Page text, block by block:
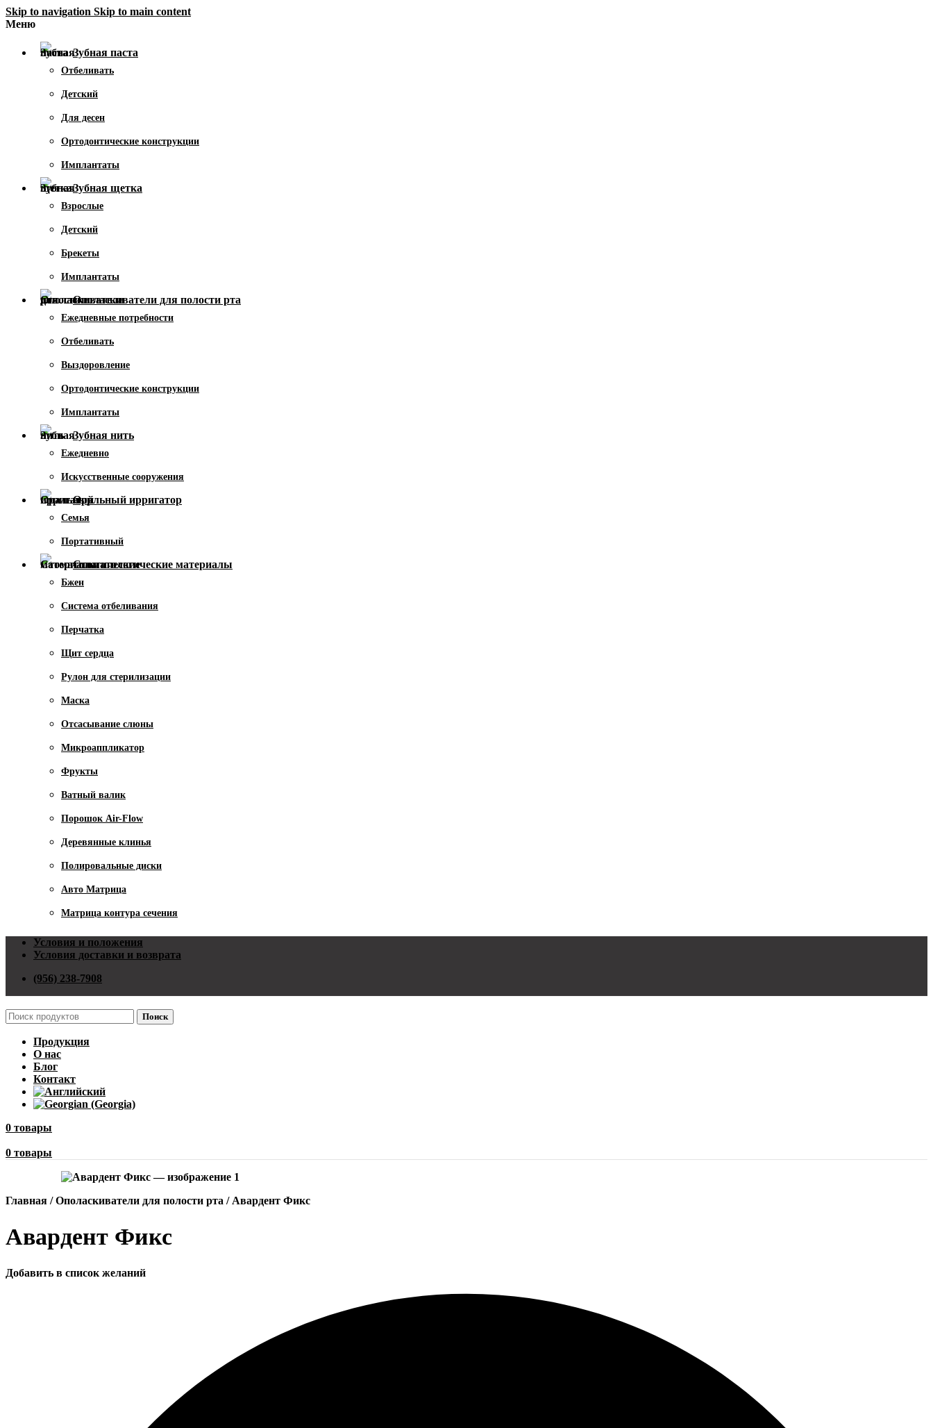
Skip to navigation Skip to main content
Меню
Зубная паста
Отбеливать
Детский
Для десен
Ортодонтические конструкции
Имплантаты
Зубная щетка
Взрослые
Детский
Брекеты
Имплантаты
Ополаскиватели для полости рта
Ежедневные потребности
Отбеливать
Выздоровление
Ортодонтические конструкции
Имплантаты
Зубная нить
Ежедневно
Искусственные сооружения
Оральный ирригатор
Семья
Портативный
Стоматологические материалы
Бжен
Система отбеливания
Перчатка
Щит сердца
Рулон для стерилизации
Маска
Отсасывание слюны
Микроаппликатор
Фрукты
Ватный валик
Порошок Air-Flow
Деревянные клинья
Полировальные диски
Авто Матрица
Матрица контура сечения
Условия и положения
Условия доставки и возврата
(956) 238-7908
Поиск
Продукция
О нас
Блог
Контакт
0 товары
0 товары
Главная / Ополаскиватели для полости рта / Авардент Фикс
Авардент Фикс
Добавить в список желаний